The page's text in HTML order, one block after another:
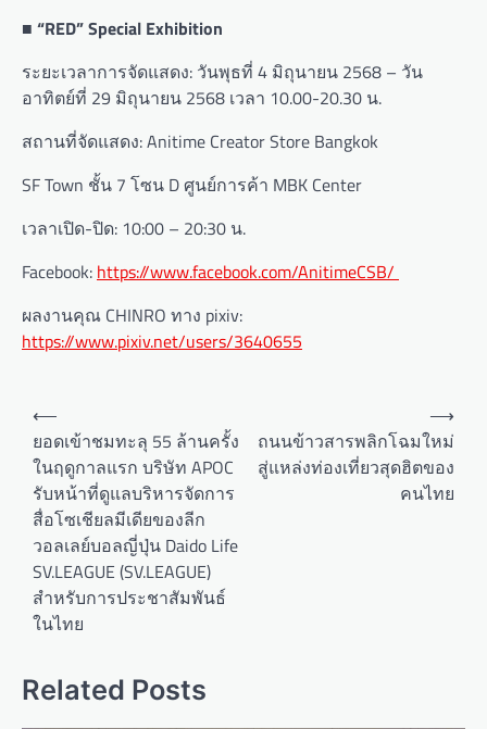
■ “RED” Special Exhibition
ระยะเวลาการจัดแสดง: วันพุธที่ 4 มิถุนายน 2568 – วัน
อาทิตย์ที่ 29 มิถุนายน 2568 เวลา 10.00-20.30 น.
สถานที่จัดแสดง: Anitime Creator Store Bangkok
SF Town ชั้น 7 โซน D ศูนย์การค้า MBK Center
เวลาเปิด-ปิด: 10:00 – 20:30 น.
Facebook: https://www.facebook.com/AnitimeCSB/
ผลงานคุณ CHINRO ทาง pixiv:
https://www.pixiv.net/users/3640655
g
a
⟵
ยอดเข้าชมทะลุ 55 ล้านครั้ง
ในฤดูกาลแรก บริษัท APOC
รับหน้าที่ดูแลบริหารจัดการ
สื่อโซเชียลมีเดียของลีก
วอลเลย์บอลญี่ปุ่น Daido Life
SV.LEAGUE (SV.LEAGUE)
สำหรับการประชาสัมพันธ์
ในไทย
ถนนข้าวสารพลิกโฉมใหม่
สู่แหล่งท่องเที่ยวสุดฮิตของ
คนไทย
⟶
Related Posts